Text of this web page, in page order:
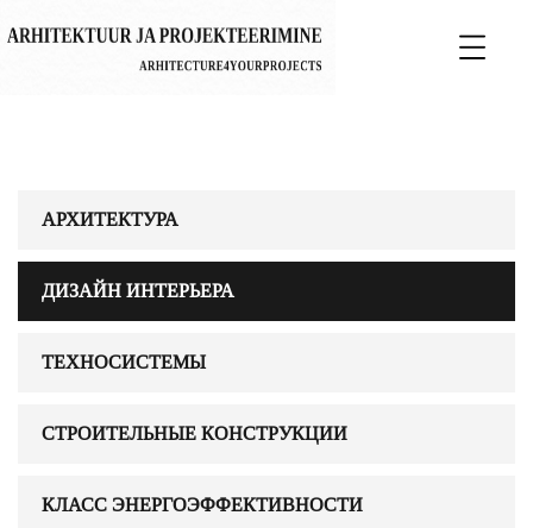
АРХИТЕКТУРА
ДИЗАЙН ИНТЕРЬЕРА
ТЕХНОСИСТЕМЫ
СТРОИТЕЛЬНЫЕ КОНСТРУКЦИИ
КЛАСС ЭНЕРГОЭФФЕКТИВНОСТИ